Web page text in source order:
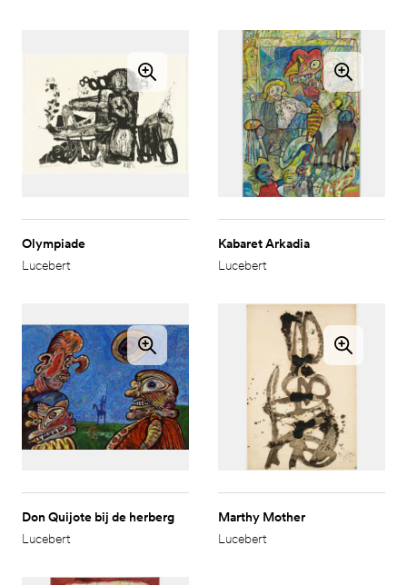
Olympiade
Lucebert
Kabaret Arkadia
Lucebert
Don Quijote bij de herberg
Lucebert
Marthy Mother
Lucebert